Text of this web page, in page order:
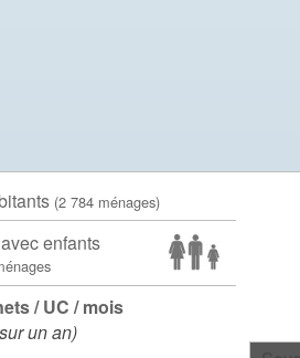
(2 784 ménages)
enfants
/ UC / mois
un an)